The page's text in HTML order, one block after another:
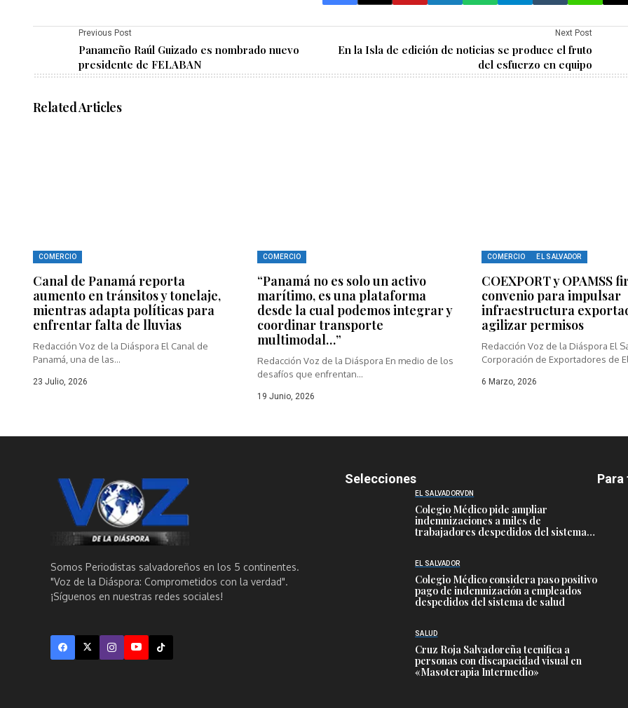
Previous Post
Panameño Raúl Guizado es nombrado nuevo
presidente de FELABAN
Next Post
En la Isla de edición de noticias se produce el fruto
del esfuerzo en equipo
Related Articles
COMERCIO
Canal de Panamá reporta
aumento en tránsitos y tonelaje,
mientras adapta políticas para
enfrentar falta de lluvias
Redacción Voz de la Diáspora El Canal de
Panamá, una de las...
23 Julio, 2026
COMERCIO
“Panamá no es solo un activo
marítimo, es una plataforma
desde la cual podemos integrar y
coordinar transporte
multimodal…”
Redacción Voz de la Diáspora En medio de los
desafíos que enfrentan...
19 Junio, 2026
COMERCIO EL SALVADOR
COEXPORT y OPAMSS
convenio para impulsar
infraestructura
agilizar permisos
Redacción Voz de la Diáspora El
Corporación de Exportadores de
6 Marzo, 2026
Somos Periodistas salvadoreños en los 5 continentes.
"Voz de la Diáspora: Comprometidos con la verdad".
¡Síguenos en nuestras redes sociales!
Selecciones
EL SALVADORVDN
Colegio Médico pide ampliar
indemnizaciones a miles de
trabajadores despedidos del sistema
EL SALVADOR
Colegio Médico considera paso positivo
pago de indemnización a empleados
despedidos del sistema de salud
SALUD
Cruz Roja Salvadoreña tecnifica a
personas con discapacidad visual en
«Masoterapia Intermedio»
Para